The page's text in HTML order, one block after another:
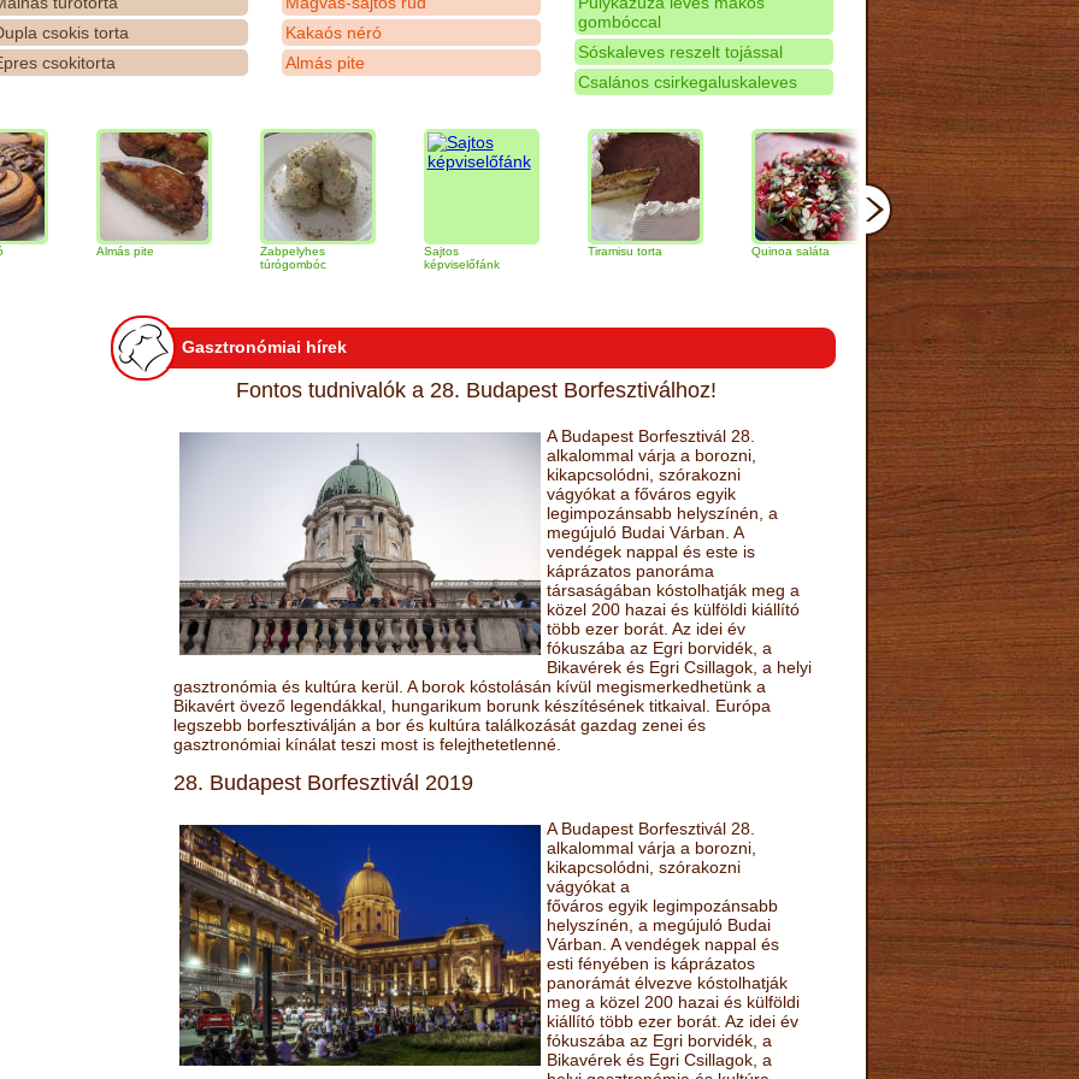
csokis torta
csokitorta
Kakaós néró
Almás pite
gombóccal
Sóskaleves reszelt tojással
Csalános csirkegaluskaleves
Almás pite
Zabpelyhes
túrógombóc
képviselőfánk
Tiramisu torta Quinoa saláta Mandulás kifli
narancs
Gasztronómiai hírek
Fontos tudnivalók a 28. Budapest Borfesztiválhoz!
A Budapest Borfesztivál 28.
alkalommal várja a borozni,
kikapcsolódni, szórakozni
vágyókat a főváros egyik
legimpozánsabb helyszínén, a
megújuló Budai Várban. A
vendégek nappal és este is
káprázatos panoráma
társaságában kóstolhatják meg a
közel 200 hazai és külföldi kiállító
több ezer borát. Az idei év
fókuszába az Egri borvidék, a
Bikavérek és Egri Csillagok, a helyi
gasztronómia és kultúra kerül. A borok kóstolásán kívül megismerkedhetünk a
Bikavért övező legendákkal, hungarikum borunk készítésének titkaival. Európa
legszebb borfesztiválján a bor és kultúra találkozását gazdag zenei és
gasztronómiai kínálat teszi most is felejthetetlenné.
28. Budapest Borfesztivál 2019
A Budapest Borfesztivál 28.
alkalommal várja a borozni,
kikapcsolódni, szórakozni
vágyókat a
főváros egyik legimpozánsabb
helyszínén, a megújuló Budai
Várban. A vendégek nappal és
esti fényében is káprázatos
panorámát élvezve kóstolhatják
meg a közel 200 hazai és külföldi
kiállító több ezer borát. Az idei év
fókuszába az Egri borvidék, a
Bikavérek és Egri Csillagok, a